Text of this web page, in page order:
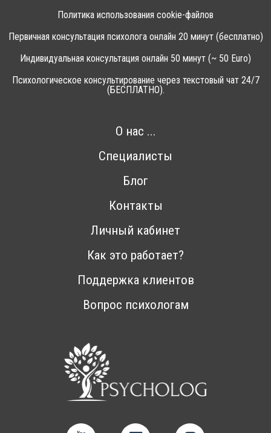
Политика использования cookie-файлов
Первичная консультация психолога онлайн 20 минут (бесплатно)
Индивидуальная консультация онлайн 50 минут (~ 50 Euro)
Психологическое консультирование через текстовый чат 24/7
(БЕСПЛАТНО).
О нас ...
Специалисты
Блог
Контакты
Личный кабинет
Как это работает?
Поддержка клиентов
Вопрос психологам